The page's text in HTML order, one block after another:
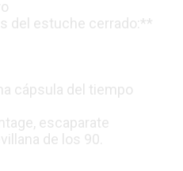
del estuche cerrado:**
cápsula del tiempo
escaparate
de los 90.